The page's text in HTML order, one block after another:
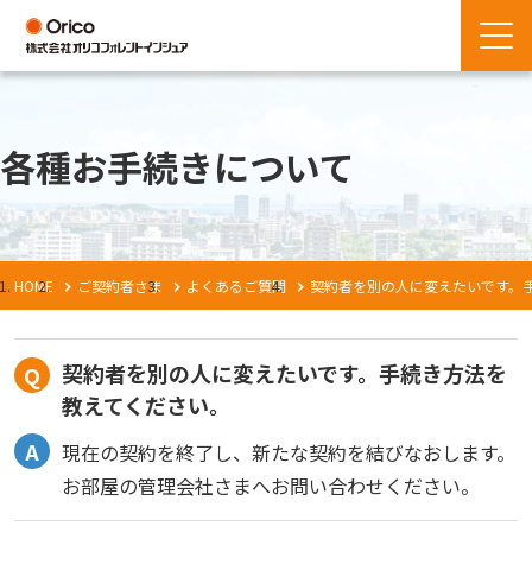
各種お手続きについて
HOME ご契約者さま よくあるご質問 契約者を別の人に変えたいです。
契約者を別の人に変えたいです。手続き方法を
教えてください。
現在の契約を終了し、新たな契約を結びなおします。
お部屋の管理会社さまへお問い合わせください。